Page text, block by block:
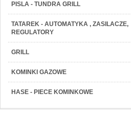
PISLA - TUNDRA GRILL
TATAREK - AUTOMATYKA , ZASILACZE,
REGULATORY
GRILL
KOMINKI GAZOWE
HASE - PIECE KOMINKOWE